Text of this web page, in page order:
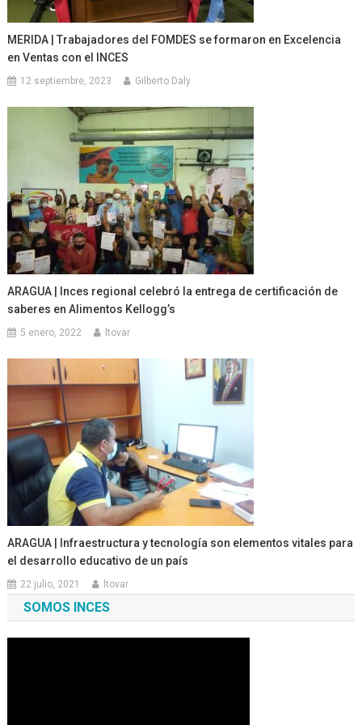
MERIDA | Trabajadores del FOMDES se formaron en Excelencia
en Ventas con el INCES
12 septiembre, 2023 Gilberto Daly
ARAGUA | Inces regional celebró la entrega de certificación de
saberes en Alimentos Kellogg’s
5 enero, 2022 ltovar
ARAGUA | Infraestructura y tecnología son elementos vitales para
el desarrollo educativo de un país
22 julio, 2021 ltovar
SOMOS INCES